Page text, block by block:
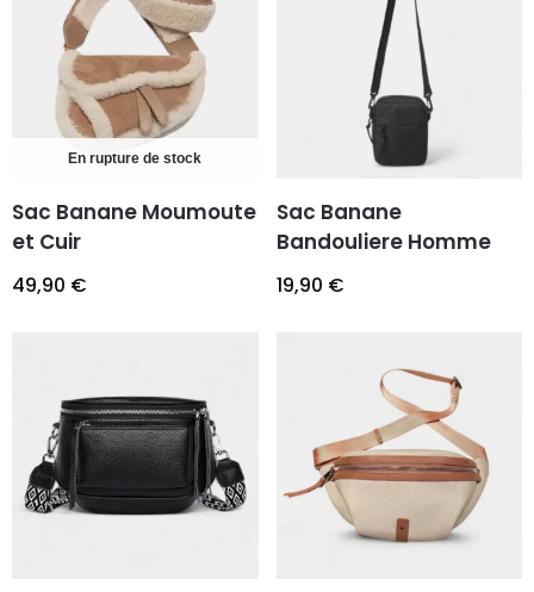
En rupture de stock
Sac Banane Moumoute
et Cuir
49,90 €
Sac Banane
Bandouliere Homme
19,90 €